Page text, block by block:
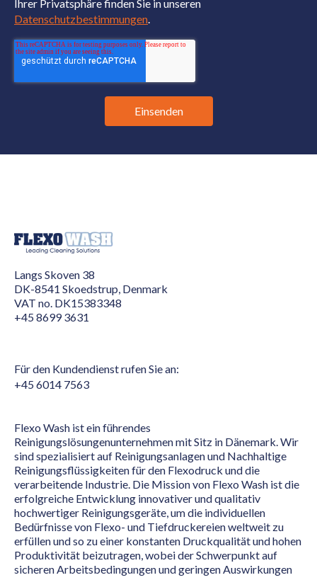
Ihrer Privatsphäre finden Sie in unseren
Datenschutzbestimmungen.
Langs Skoven 38
DK-8541 Skoedstrup, Denmark
VAT no. DK15383348
+45 8699 3631
Für den Kundendienst rufen Sie an:
+45 6014 7563
Flexo Wash ist ein führendes
Reinigungslösungenunternehmen mit Sitz in Dänemark. Wir
sind spezialisiert auf Reinigungsanlagen und Nachhaltige
Reinigungsflüssigkeiten für den Flexodruck und die
verarbeitende Industrie. Die Mission von Flexo Wash ist die
erfolgreiche Entwicklung innovativer und qualitativ
hochwertiger Reinigungsgeräte, um die individuellen
Bedürfnisse von Flexo- und Tiefdruckereien weltweit zu
erfüllen und so zu einer konstanten Druckqualität und hohen
Produktivität beizutragen, wobei der Schwerpunkt auf
sicheren Arbeitsbedingungen und geringen Auswirkungen